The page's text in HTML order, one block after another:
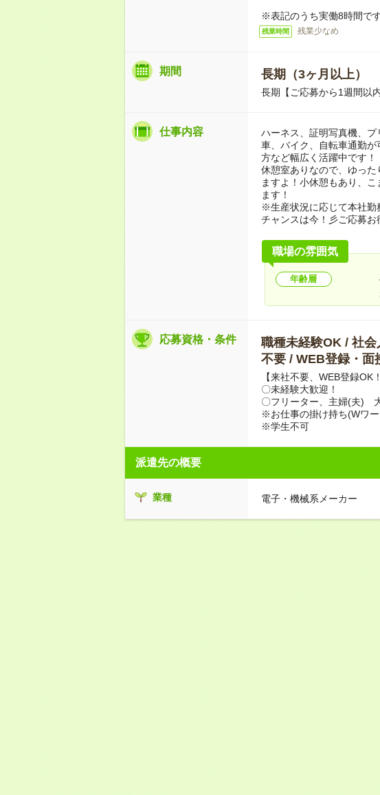
※表記のうち実働8時間です
残業時間 残業少なめ
期間 長期（3ヶ月以上）
長期【ご応募から1週間以
仕事内容
ハーネス、証明写真機、
車、バイク、自転車通勤
方など幅広く活躍中です！
休憩室ありなので、ゆっ
ますよ！小休憩もあり、
ます！
※生産状況に応じて本社勤
チャンスは今！彡ご応募お
職場の雰囲気
年齢層
応募資格・条件
職種未経験OK / 社
不要 / WEB登録・面
【来社不要、WEB登録OK！
〇未経験大歓迎！
〇フリーター、主婦(夫)
※お仕事の掛け持ち(Wワ
※学生不可
派遣先の概要
業種 電子・機械系メーカー